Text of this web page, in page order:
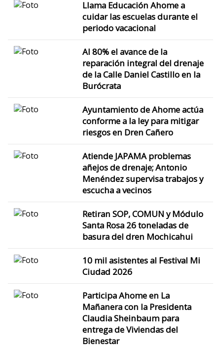
Llama Educación Ahome a
cuidar las escuelas durante el
periodo vacacional
Al 80% el avance de la
reparación integral del drenaje
de la Calle Daniel Castillo en la
Burócrata
Ayuntamiento de Ahome actúa
conforme a la ley para mitigar
riesgos en Dren Cañero
Atiende JAPAMA problemas
añejos de drenaje; Antonio
Menéndez supervisa trabajos y
escucha a vecinos
Retiran SOP, COMUN y Módulo
Santa Rosa 26 toneladas de
basura del dren Mochicahui
10 mil asistentes al Festival Mi
Ciudad 2026
Participa Ahome en La
Mañanera con la Presidenta
Claudia Sheinbaum para
entrega de Viviendas del
Bienestar